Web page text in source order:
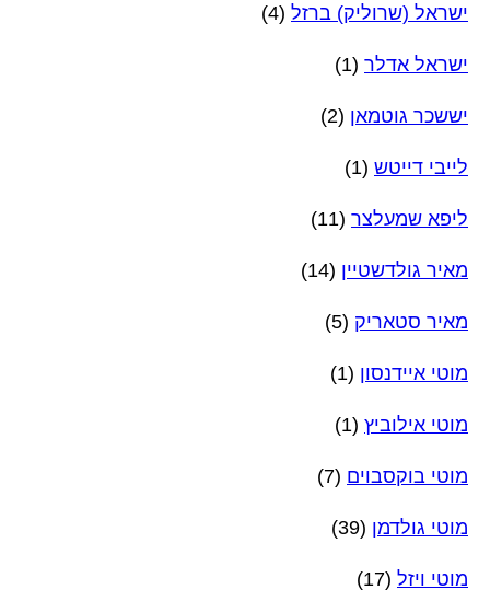
ישראל (שרוליק) ברזל (4)
ישראל אדלר (1)
יששכר גוטמאן (2)
לייבי דייטש (1)
ליפא שמעלצר (11)
מאיר גולדשטיין (14)
מאיר סטאריק (5)
מוטי איידנסון (1)
מוטי אילוביץ (1)
מוטי בוקסבוים (7)
מוטי גולדמן (39)
מוטי ויזל (17)